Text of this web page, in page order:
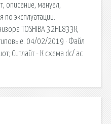
описание, мануал,
эксплуатации.
TOSHIBA 32HL833R,
04/02/2019 · Файл
Ситлайт - К схема dc/ ac